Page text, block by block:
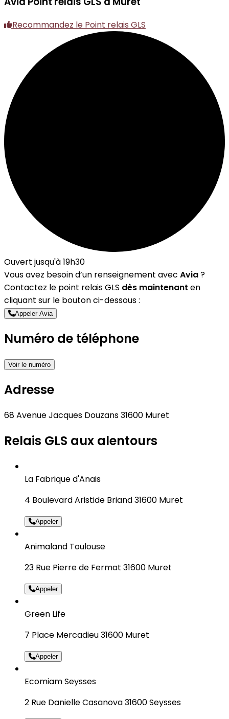
Recommandez le Point relais GLS
Ouvert jusqu'à 19h30
Vous avez besoin d’un renseignement avec Avia?
Contactez le point relais GLS dès maintenant en
cliquant sur le bouton ci-dessous :
Appeler Avia
Numéro de téléphone
Voir le numéro
Adresse
68 Avenue Jacques Douzans 31600 Muret
Relais GLS aux alentours
La Fabrique d'Anais
4 Boulevard Aristide Briand 31600 Muret
Appeler
Animaland Toulouse
23 Rue Pierre de Fermat 31600 Muret
Appeler
Green Life
7 Place Mercadieu 31600 Muret
Appeler
Ecomiam Seysses
2 Rue Danielle Casanova 31600 Seysses